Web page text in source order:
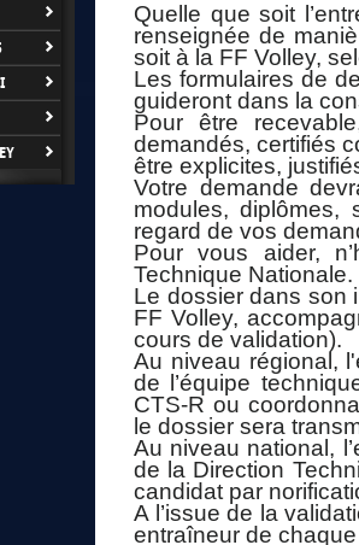
Quelle que soit
renseignée de
soit à la FF Volley,
Les formulaires de
guideront dans la
Pour être
demandés, certifiés
être explicites,
Votre demande
modules, diplômes,
regard de vos
Pour vous aider,
Technique Nationale.
Le dossier dans son
FF Volley,
cours de validation).
Au niveau régional,
de l’équipe
CTS-R ou
le dossier sera
Au niveau national,
de la Direction
candidat par
A l’issue de la
entraîneur de